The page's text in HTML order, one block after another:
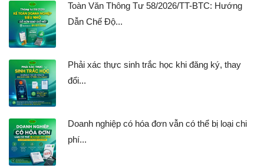
Toàn Văn Thông Tư 58/2026/TT-BTC: Hướng
Dẫn Chế Độ...
Phải xác thực sinh trắc học khi đăng ký, thay
đổi...
Doanh nghiệp có hóa đơn vẫn có thể bị loại chi
phí...